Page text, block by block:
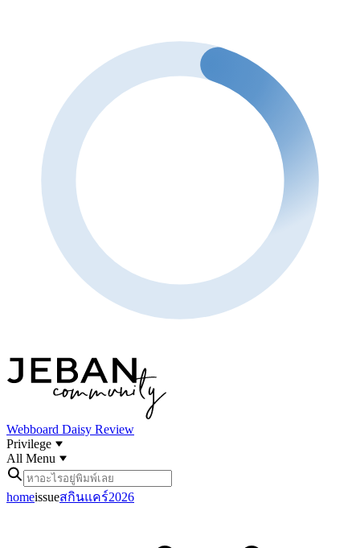
Webboard Daisy Review
Privilege
All Menu
homeissueสกินแคร์2026